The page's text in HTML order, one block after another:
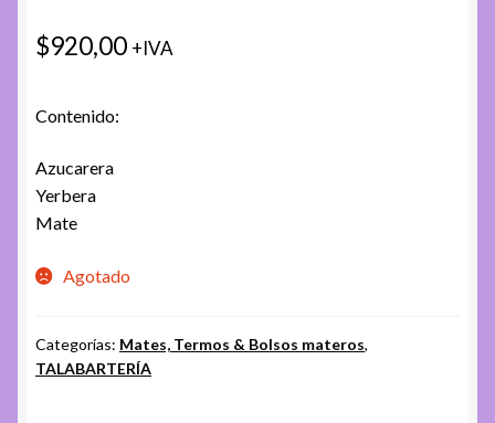
$920,00 +IVA
Contenido:
Azucarera
Yerbera
Mate
Agotado
Categorías: Mates, Termos & Bolsos materos,
TALABARTERÍA